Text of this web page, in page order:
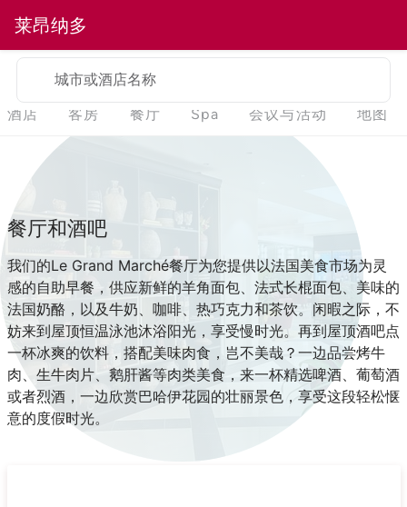
莱昂纳多
城市或酒店名称
酒店 客房 餐厅 Spa 会议与活动 地图
餐厅和酒吧
我们的Le Grand Marché餐厅为您提供以法国美食市场为灵
感的自助早餐，供应新鲜的羊角面包、法式长棍面包、美味的
法国奶酪，以及牛奶、咖啡、热巧克力和茶饮。闲暇之际，不
妨来到屋顶恒温泳池沐浴阳光，享受慢时光。再到屋顶酒吧点
一杯冰爽的饮料，搭配美味肉食，岂不美哉？一边品尝烤牛
肉、生牛肉片、鹅肝酱等肉类美食，来一杯精选啤酒、葡萄酒
或者烈酒，一边欣赏巴哈伊花园的壮丽景色，享受这段轻松惬
意的度假时光。